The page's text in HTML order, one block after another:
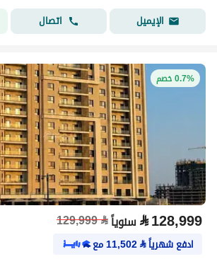
الإيميل
اتصال
0.7% خصم
⃁128,999 سنوياً⃁
129,999
ادفع شهرياً⃁
11,502مع